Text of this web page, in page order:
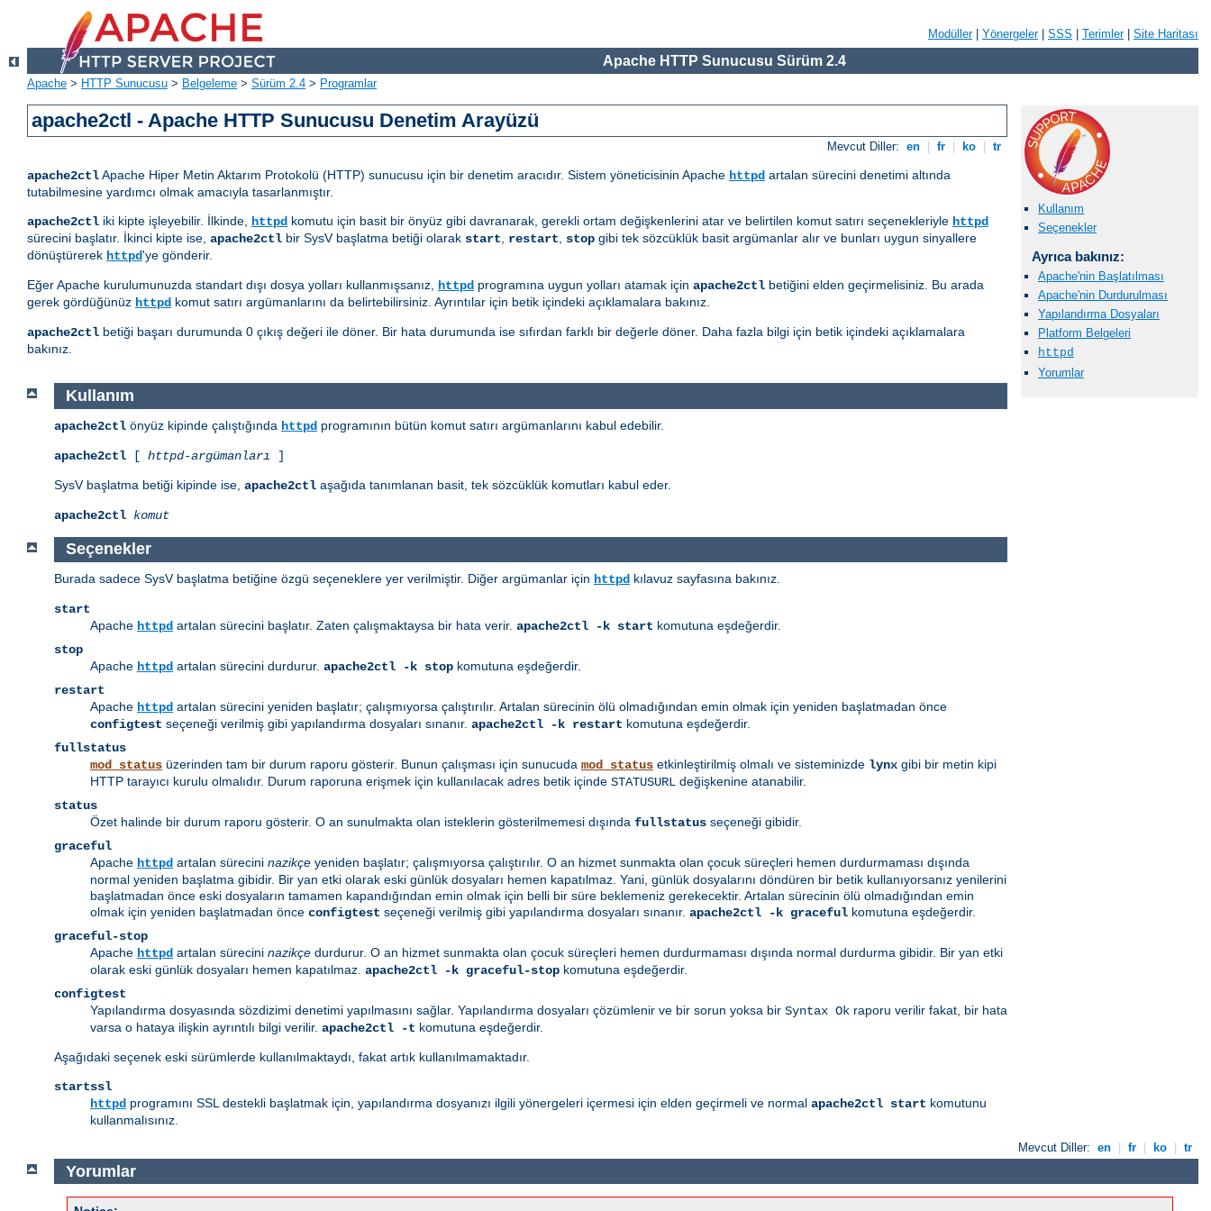
Modüller| Yönergeler| SSS Terimler| Site Haritası
Apache HTTP Sunucusu Sürüm 2.4
Apache > HTTP Sunucusu > Belgeleme > Sürüm 2.4 > Programlar
apache2ctl - Apache HTTP Sunucusu Denetim Arayüzü
Mevcut Diller: en fr ko tr
apache2ctlApache Hiper Metin Aktarım Protokolü (HTTP) sunucusu için bir denetim aracıdır. Sistem yöneticisinin Apache httpd artalan sürecini denetimi altında
tutabilmesine yardımcı olmak amacıyla tasarlanmıştır.
apache2ctl iki kipte işleyebilir. İlkinde, httpd komutu için basit bir önyüz gibi davranarak, gerekli ortam değişkenlerini atar ve belirtilen komut satırı seçenekleriyle httpd
sürecini başlatır. İkinci kipte ise, apache2ctl bir SysV başlatma betiği olarak start, restart, stop gibi tek sözcüklük basit argümanlar alır ve bunları uygun sinyallere
dönüştürerek httpd'ye gönderir.
Eğer Apache kurulumunuzda standart dışı dosya yolları kullanmışsanız, httpd programına uygun yolları atamak için apache2ctl betiğini elden geçirmelisiniz. Bu arada
gerek gördüğünüz httpd komut satırı argümanlarını da belirtebilirsiniz. Ayrıntılar için betik içindeki açıklamalara bakınız.
apache2ctl betiği başarı durumunda 0 çıkış değeri ile döner. Bir hata durumunda ise sıfırdan farklı bir değerle döner. Daha fazla bilgi için betik içindeki açıklamalara
bakınız.
Kullanım
Seçenekler
Ayrıca bakınız:
Apache'nin Başlatılması
Apache'nin Durdurulması
Yapılandırma Dosyaları
Platform Belgeleri
httpd
Yorumlar
Kullanım
apache2ctl önyüz kipinde çalıştığında httpd programının bütün komut satırı argümanlarını kabul edebilir.
apache2ctl [ httpd-argümanları ]
SysV başlatma betiği kipinde ise, apache2ctl aşağıda tanımlanan basit, tek sözcüklük komutları kabul eder.
apache2ctl komut
Seçenekler
Burada sadece SysV başlatma betiğine özgü seçeneklere yer verilmiştir. Diğer argümanlar için httpd kılavuz sayfasına bakınız.
start
Apache httpd artalan sürecini başlatır. Zaten çalışmaktaysa bir hata verir. apache2ctl -k start komutuna eşdeğerdir.
stop
Apache httpd artalan sürecini durdurur. apache2ctl -k stop komutuna eşdeğerdir.
restart
Apache httpd artalan sürecini yeniden başlatır; çalışmıyorsa çalıştırılır. Artalan sürecinin ölü olmadığından emin olmak için yeniden başlatmadan önce
configtest seçeneği verilmiş gibi yapılandırma dosyaları sınanır. apache2ctl -k restart komutuna eşdeğerdir.
fullstatus
mod_status üzerinden tam bir durum raporu gösterir. Bunun çalışması için sunucuda mod_status etkinleştirilmiş olmalı ve sisteminizde lynx gibi bir metin kipi
HTTP tarayıcı kurulu olmalıdır. Durum raporuna erişmek için kullanılacak adres betik içinde STATUSURL değişkenine atanabilir.
status
Özet halinde bir durum raporu gösterir. O an sunulmakta olan isteklerin gösterilmemesi dışında fullstatus seçeneği gibidir.
graceful
Apache httpd artalan sürecini nazikçe yeniden başlatır; çalışmıyorsa çalıştırılır. O an hizmet sunmakta olan çocuk süreçleri hemen durdurmaması dışında
normal yeniden başlatma gibidir. Bir yan etki olarak eski günlük dosyaları hemen kapatılmaz. Yani, günlük dosyalarını döndüren bir betik kullanıyorsanız yenilerini
başlatmadan önce eski dosyaların tamamen kapandığından emin olmak için belli bir süre beklemeniz gerekecektir. Artalan sürecinin ölü olmadığından emin
olmak için yeniden başlatmadan önce configtest seçeneği verilmiş gibi yapılandırma dosyaları sınanır. apache2ctl -k graceful komutuna eşdeğerdir.
graceful-stop
Apache httpd artalan sürecini nazikçe durdurur. O an hizmet sunmakta olan çocuk süreçleri hemen durdurmaması dışında normal durdurma gibidir. Bir yan etki
olarak eski günlük dosyaları hemen kapatılmaz. apache2ctl -k graceful-stop komutuna eşdeğerdir.
configtest
Yapılandırma dosyasında sözdizimi denetimi yapılmasını sağlar. Yapılandırma dosyaları çözümlenir ve bir sorun yoksa bir Syntax Ok raporu verilir fakat, bir hata
varsa o hataya ilişkin ayrıntılı bilgi verilir. apache2ctl -t komutuna eşdeğerdir.
Aşağıdaki seçenek eski sürümlerde kullanılmaktaydı, fakat artık kullanılmamaktadır.
startssl
httpd programını SSL destekli başlatmak için, yapılandırma dosyanızı ilgili yönergeleri içermesi için elden geçirmeli ve normal apache2ctl start komutunu
kullanmalısınız.
Mevcut Diller: en fr ko tr
Yorumlar